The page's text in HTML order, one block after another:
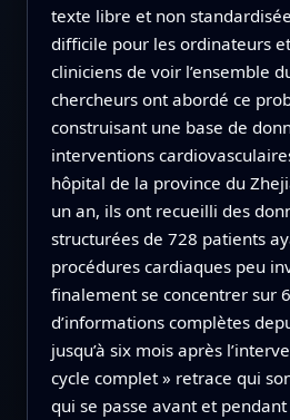
texte libre et non
difficile pour les ordinateurs
cliniciens de voir l’ensemble
chercheurs ont abordé ce
construisant une base de
interventions
hôpital de la province du
un an, ils ont recueilli des
structurées de 728 patients
procédures cardiaques peu
finalement se concentrer sur
d’informations complètes
jusqu’à six mois après
cycle complet » retrace qui
qui se passe avant et